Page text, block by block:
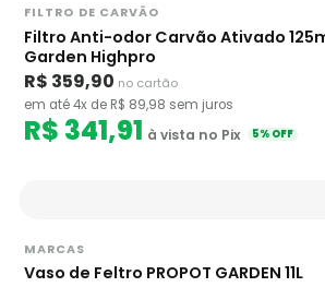
FILTRO DE CARVÃO
Filtro Anti-odor Carvão Ativado
Garden Highpro
R$ 359,90 no cartão
em até 4x de R$ 89,98 sem juros
R$ 341,91 à vista no Pix 5% OFF
MARCAS
Vaso de Feltro PROPOT GARDEN 11L